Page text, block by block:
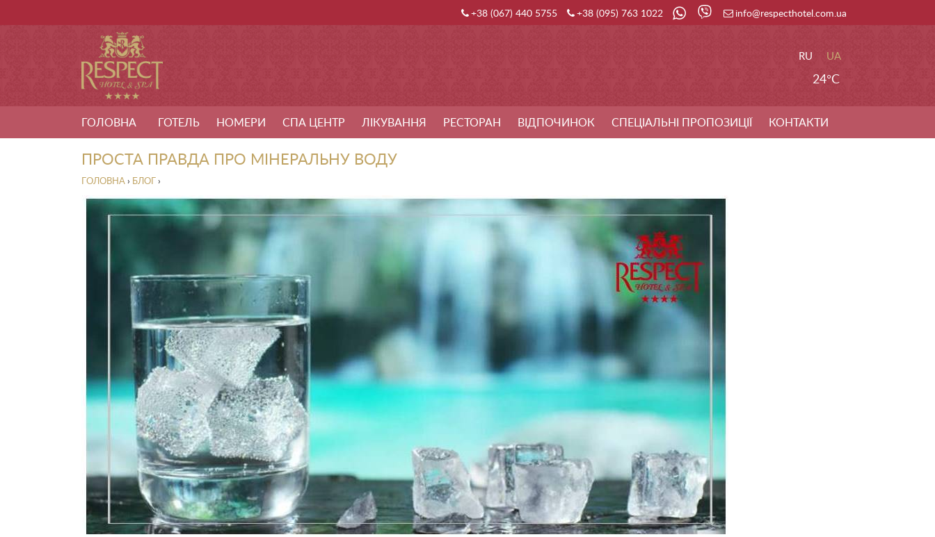
+38 (067) 440 5755 +38 (095) 763 1022 info@respecthotel.com.ua
RU UA
24°C
ГОЛОВНА ГОТЕЛЬ НОМЕРИ СПА ЦЕНТР ЛІКУВАННЯ РЕСТОРАН ВІДПОЧИНОК СПЕЦІАЛЬНІ ПРОПОЗИЦІЇ КОНТАКТИ
ПРОСТА ПРАВДА ПРО МІНЕРАЛЬНУ ВОДУ
ГОЛОВНА › БЛОГ ›